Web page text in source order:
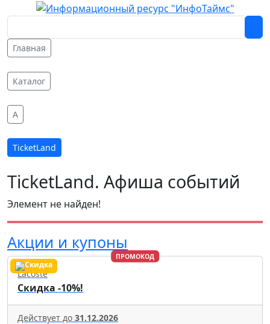
Главная
Каталог
A
TicketLand
TicketLand. Афиша событий
Элемент не найден!
Акции и купоны
ПРОМОКОД
Lacoste
Скидка -10%!
Действует до 31.12.2026